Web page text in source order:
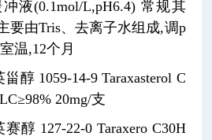
液(0.1mol/L,pH6.4) 常规其
要由Tris、去离子水组成,调p
室温,12个月
甾醇 1059-14-9 Taraxasterol C
20mg/支
赛醇 127-22-0 Taraxero C30H